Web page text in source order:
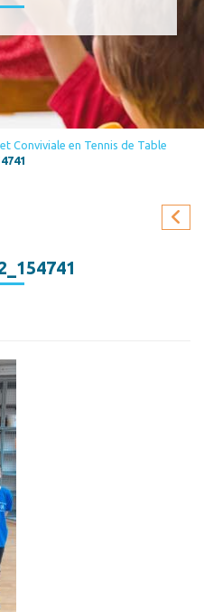
Conviviale en Tennis de Table